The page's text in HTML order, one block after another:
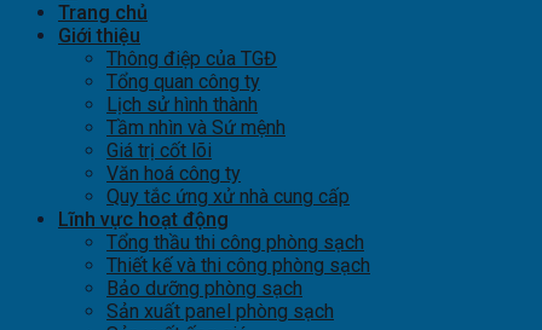
Trang chủ
Giới thiệu
Thông điệp của TGĐ
Tổng quan công ty
Lịch sử hình thành
Tầm nhìn và Sứ mệnh
Giá trị cốt lõi
Văn hoá công ty
Quy tắc ứng xử nhà cung cấp
Lĩnh vực hoạt động
Tổng thầu thi công phòng sạch
Thiết kế và thi công phòng sạch
Bảo dưỡng phòng sạch
Sản xuất panel phòng sạch